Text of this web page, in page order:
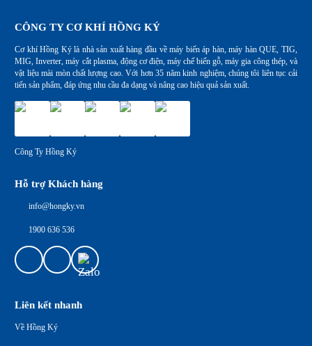
CÔNG TY CƠ KHÍ HỒNG KÝ
Cơ khí Hồng Ký là nhà sản xuất hàng đầu về máy biến áp hàn, máy hàn QUE, TIG,
MIG, Inverter, máy cắt plasma, động cơ điện, máy chế biến gỗ, máy gia công thép, và
vật liệu mài mòn chất lượng cao. Với hơn 35 năm kinh nghiệm, chúng tôi liên tục cải
tiến sản phẩm, đáp ứng nhu cầu đa dạng và nâng cao hiệu quả sản xuất.
Công Ty Hồng Ký
Hỗ trợ Khách hàng
info@hongky.vn
1900 636 536
Liên kết nhanh
Về Hồng Ký